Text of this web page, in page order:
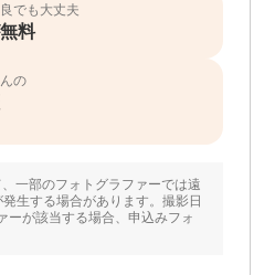
でも大丈夫
料
の
一部のフォトグラファーでは遠
生する場合があります。撮影日
ーが該当する場合、申込みフォ